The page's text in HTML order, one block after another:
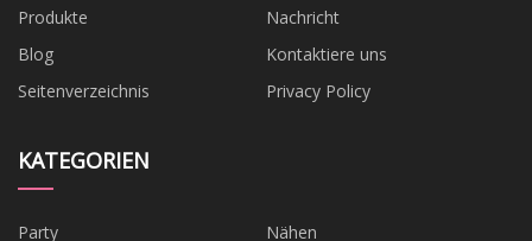
Produkte
Nachricht
Blog
Kontaktiere uns
Seitenverzeichnis
Privacy Policy
KATEGORIEN
Party
Nähen